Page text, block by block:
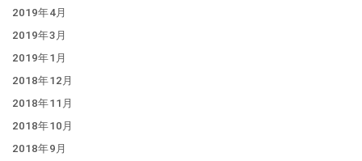
2019年4月
2019年3月
2019年1月
2018年12月
2018年11月
2018年10月
2018年9月